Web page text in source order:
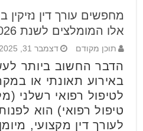
מחפשים עורך דין נזיקין
אלו המומלצים לשנת 2026
תוכן מקודם דצמבר 31, 2025
הדבר החשוב ביותר
באירוע תאונתי או
לטיפול רפואי רשלני
טיפול רפואי) הוא
לעורך דין מקצועי,